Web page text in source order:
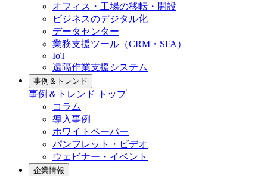
オフィス・工場の移転・開設
ビジネスのデジタル化
データセンター
業務支援ツール（CRM・SFA）
IoT
遠隔作業支援システム
事例＆トレンド
事例＆トレンド トップ
コラム
導入事例
ホワイトペーパー
パンフレット・ビデオ
ウェビナー・イベント
企業情報